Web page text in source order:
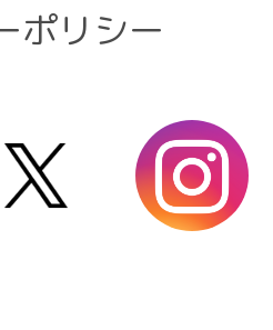
ポリシー